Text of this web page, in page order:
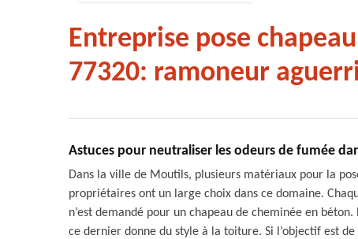
Entreprise pose
77320: ramoneur aguerri
Astuces pour neutraliser les odeurs de fumée
Dans la ville de Moutils, plusieurs matériaux pour la
propriétaires ont un large choix dans ce domaine.
n’est demandé pour un chapeau de cheminée en
ce dernier donne du style à la toiture. Si l’objectif est